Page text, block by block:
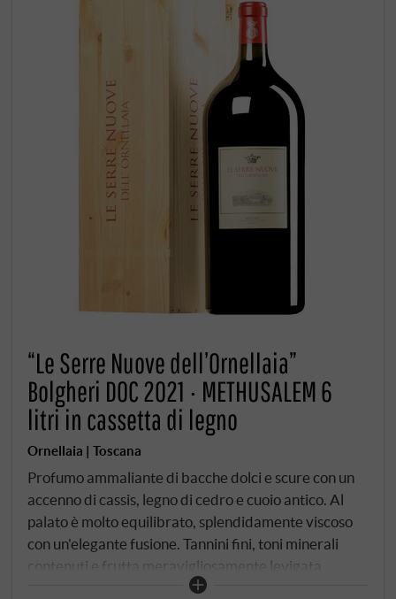
“Le Serre Nuove dell’Ornellaia”
Bolgheri DOC 2021 · METHUSALEM 6
litri in cassetta di legno
Ornellaia | Toscana
Profumo ammaliante di bacche dolci e scure con un
accenno di cassis, legno di cedro e cuoio antico. Al
palato è molto equilibrato, splendidamente viscoso
con un'elegante fusione. Tannini fini, toni minerali
contenuti e frutta meravigliosamente levigata
accompagnano un finale notevole. Per tutta la sua